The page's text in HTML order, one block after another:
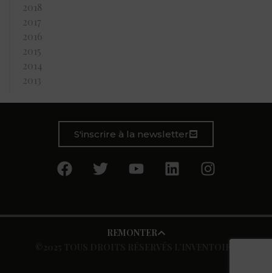
2018
2017
2016
2015
2014
2013
S'inscrire à la newsletter
REMONTER